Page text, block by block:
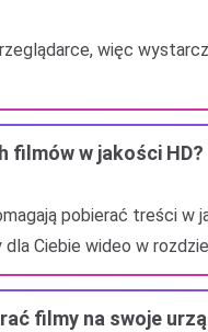
więc
filmów w jakości HD?
pobierać treści
Ciebie wideo w
filmy na swoje